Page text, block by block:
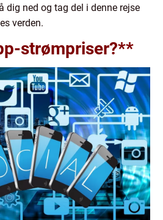
dig ned og tag del i denne rejse
verden.
strømpriser?**